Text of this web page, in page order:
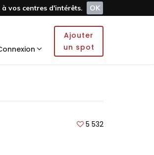
vos centres d'intérêts. OK
Ajouter
un spot
5 532